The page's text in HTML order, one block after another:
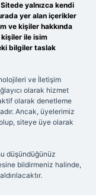
yalnızca kendi
yer alan içerikler
ve kişiler hakkında
kişiler ile isim
bilgiler taslak
ve İletişim
olarak hizmet
olarak denetleme
Ancak, üyelerimiz
siteye üye olarak
düşündüğünüz
bildirmeniz halinde,